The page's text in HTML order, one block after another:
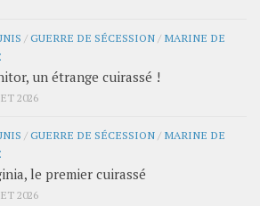
/GUERRE DE SÉCESSION / MARINE DE
un étrange cuirassé !
2026
/GUERRE DE SÉCESSION / MARINE DE
le premier cuirassé
2026